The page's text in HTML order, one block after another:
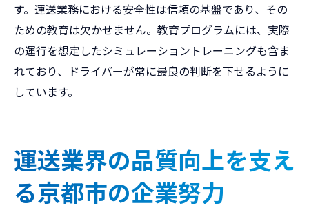
す。運送業務における安全性は信頼の基盤であり、その
ための教育は欠かせません。教育プログラムには、実際
の運行を想定したシミュレーショントレーニングも含ま
れており、ドライバーが常に最良の判断を下せるように
しています。
運送業界の品質向上を支え
る京都市の企業努力